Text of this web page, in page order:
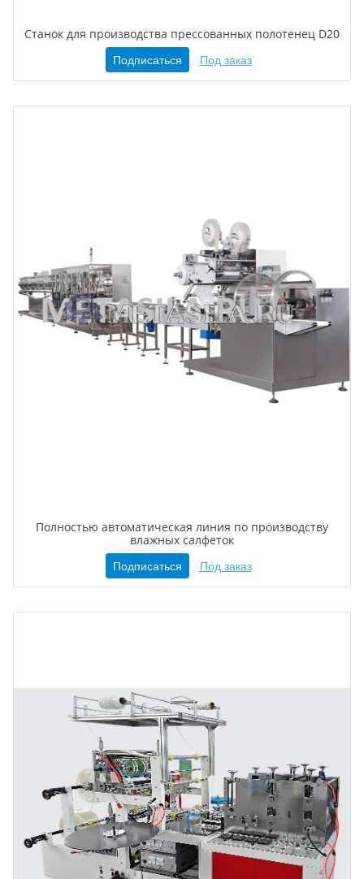
Станок для производства прессованных полотенец D20
Подписаться Под заказ
Полностью автоматическая линия по производству
влажных салфеток
Подписаться Под заказ